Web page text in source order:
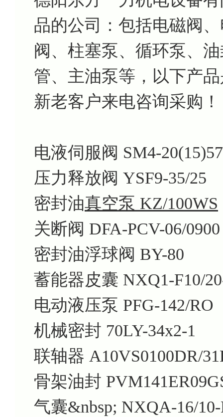
品的公司：包括电磁阀
阀、柱塞泵、循环泵、
管、主油泵等，以下产
新老客户来电咨询采购！
电液伺服阀 SM4-
压力释放阀 YSF9-35/25
密封油真空泵 KZ/100WS
关断阀 DFA-PCV-06/0900
密封油浮球阀 BY-80
蓄能器皮囊 NXQ1-F10/
电动液压泵 PFG-142/RO
机械密封 70LY-34x2-1
联轴器 A10VS0100DR/
骨架油封
气囊&nbsp; NXQA-16/